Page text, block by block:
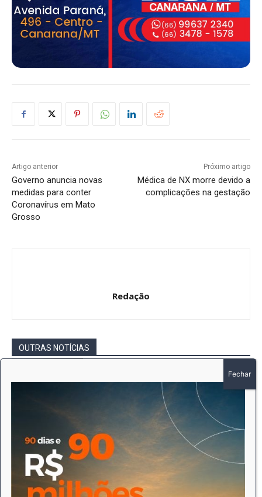
Artigo anterior
Governo anuncia novas
medidas para conter
Coronavírus em Mato
Grosso
Próximo artigo
Médica de NX morre devido a
complicações na gestação
Redação
OUTRAS NOTÍCIAS
de Helena reencontram bebê dias após
atendimento em Canarana
10 de agosto de 2026
Destaques
Bebê de dois meses é salva por bombeiros
após se engasgar com vômito em
Querência
-
Bebê nasce em casa antes da chegada do